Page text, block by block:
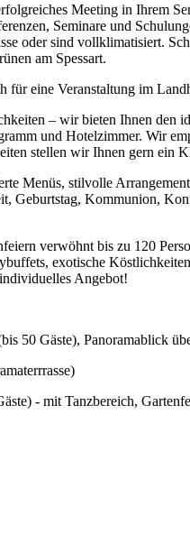
Meeting in Ihrem
Seminare und
oder sind vollklimatisiert.
am Spessart.
für eine Veranstaltung im
– wir bieten Ihnen
und Hotelzimmer. Wir
stellen wir Ihnen gern ein
Menüs, stilvolle
Geburtstag, Kommunion,
verwöhnt bis zu 120
exotische
Angebot!
50 Gäste), Panoramablick
- mit Tanzbereich,